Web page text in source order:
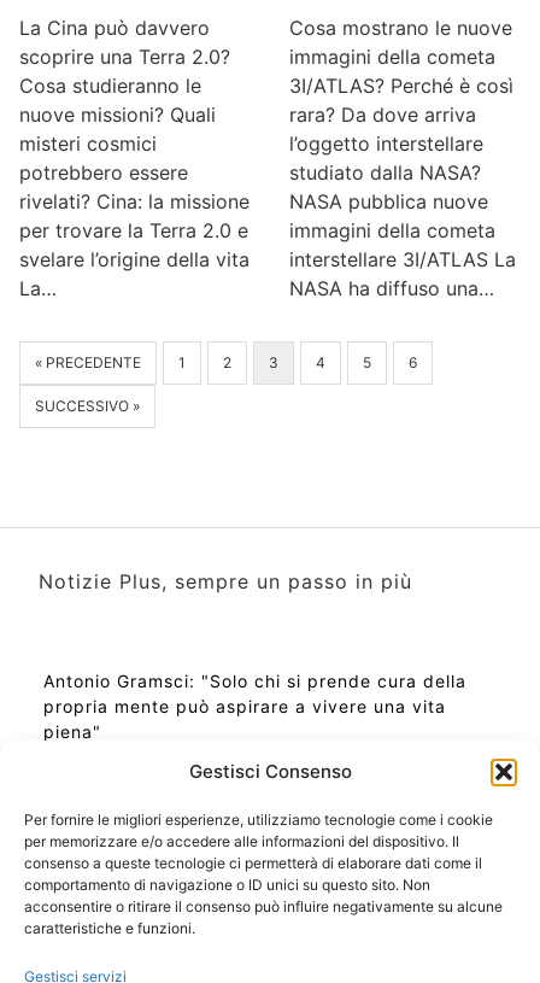
Gestisci Consenso
Per fornire le migliori esperienze, utilizziamo tecnologie come i cookie
per memorizzare e/o accedere alle informazioni del dispositivo. Il
consenso a queste tecnologie ci permetterà di elaborare dati come il
comportamento di navigazione o ID unici su questo sito. Non
acconsentire o ritirare il consenso può influire negativamente su alcune
caratteristiche e funzioni.
Gestisci servizi
La Cina può davvero
scoprire una Terra 2.0?
Cosa studieranno le
nuove missioni? Quali
misteri cosmici
potrebbero essere
rivelati? Cina: la missione
per trovare la Terra 2.0 e
svelare l’origine della vita
La…
Cosa mostrano le nuove
immagini della cometa
3I/ATLAS? Perché è così
rara? Da dove arriva
l’oggetto interstellare
studiato dalla NASA?
NASA pubblica nuove
immagini della cometa
interstellare 3I/ATLAS La
NASA ha diffuso una…
« PRECEDENTE 1 2 3 4 5 6
SUCCESSIVO »
Notizie Plus, sempre un passo in più
Antonio Gramsci: "Solo chi si prende cura della
propria mente può aspirare a vivere una vita
piena"
Ora Esatta in Italia in questo momento
Ti Senti Strano Ultimamente? Potrebbe Essere per
la Risonanza di Schumann
Come Sapere Se Stai Ascendendo alla Quinta